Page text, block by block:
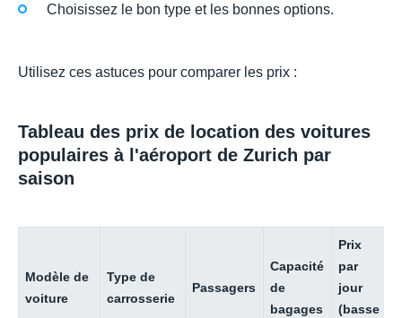
Choisissez le bon type et les bonnes options.
Utilisez ces astuces pour comparer les prix :
Tableau des prix de location des voitures
populaires à l'aéroport de Zurich par
saison
Modèle de
voiture
Type de
carrosserie
Passagers
Capacité
de
bagages
Prix
par
jour
(basse